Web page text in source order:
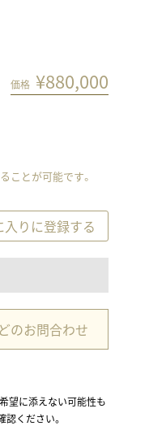
価格 ¥880,000
ことが可能です。
入りに登録する
のお問合わせ
望に添えない可能性も
ください。